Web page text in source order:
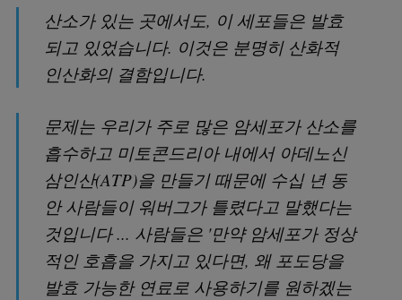
산소가 있는 곳에서도, 이 세포들은 발효
되고 있었습니다. 이것은 분명히 산화적
인산화의 결함입니다.
문제는 우리가 주로 많은 암세포가 산소를
흡수하고 미토콘드리아 내에서 아데노신
삼인산(ATP)을 만들기 때문에 수십 년 동
안 사람들이 워버그가 틀렸다고 말했다는
것입니다 ... 사람들은 '만약 암세포가 정상
적인 호흡을 가지고 있다면, 왜 포도당을
발효 가능한 연료로 사용하기를 원하겠는